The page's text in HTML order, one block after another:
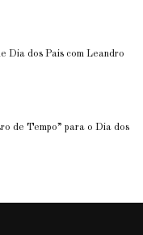
Dia dos Pais com Leandro
de Tempo” para o Dia dos